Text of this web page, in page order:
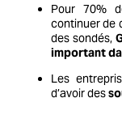
Pour 70%
continuer de
des sondés,
important
Les
d’avoir des